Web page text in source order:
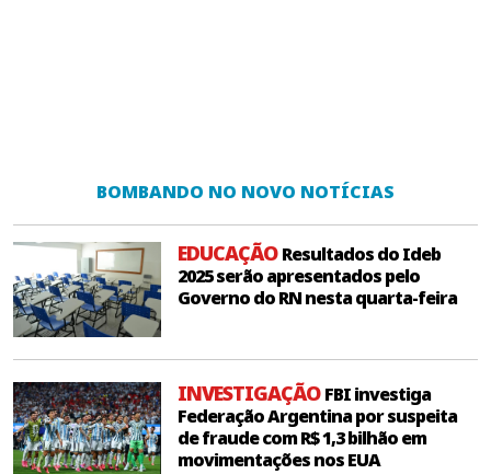
BOMBANDO NO NOVO NOTÍCIAS
EDUCAÇÃOResultados do Ideb
2025 serão apresentados pelo
Governo do RN nesta quarta-feira
INVESTIGAÇÃOFBI investiga
Federação Argentina por suspeita
de fraude com R$ 1,3 bilhão em
movimentações nos EUA